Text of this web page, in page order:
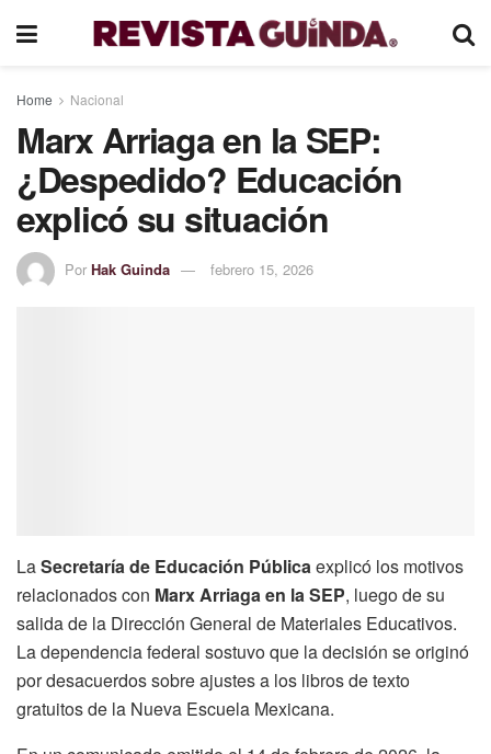
Home Nacional
Marx Arriaga en la SEP:
¿Despedido? Educación
explicó su situación
Por Hak Guinda febrero 15, 2026
LaSecretaría de Educación Públicaexplicó los motivos
relacionados con Marx Arriaga en la SEP, luego de su
salida de la Dirección General de Materiales Educativos.
La dependencia federal sostuvo que la decisión se originó
por desacuerdos sobre ajustes a los libros de texto
gratuitos de la Nueva Escuela Mexicana.